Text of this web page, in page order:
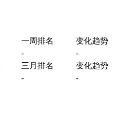
一周排名
变化趋势
-
-
三月排名
变化趋势
- -